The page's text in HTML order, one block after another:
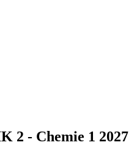
2 - Chemie 1 2027